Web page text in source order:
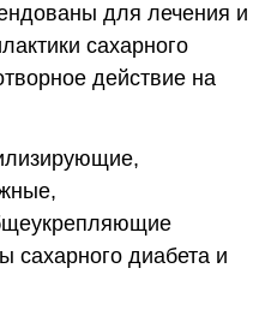
для лечения и
сахарного
действие на
сахарного диабета и